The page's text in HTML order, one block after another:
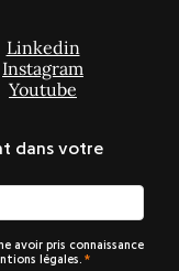
Linkedin
Instagram
Youtube
dans votre
avoir pris connaissance
légales.